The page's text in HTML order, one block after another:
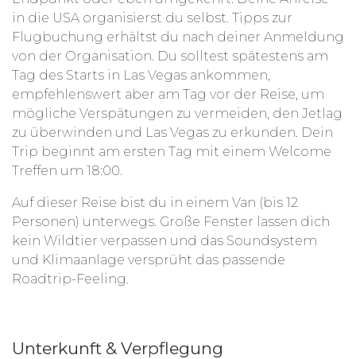
in die USA organisierst du selbst. Tipps zur
Flugbuchung erhältst du nach deiner Anmeldung
von der Organisation. Du solltest spätestens am
Tag des Starts in Las Vegas ankommen,
empfehlenswert aber am Tag vor der Reise, um
mögliche Verspätungen zu vermeiden, den Jetlag
zu überwinden und Las Vegas zu erkunden. Dein
Trip beginnt am ersten Tag mit einem Welcome
Treffen um 18:00.
Auf dieser Reise bist du in einem Van (bis 12
Personen) unterwegs. Große Fenster lassen dich
kein Wildtier verpassen und das Soundsystem
und Klimaanlage versprüht das passende
Roadtrip-Feeling.
Unterkunft & Verpflegung